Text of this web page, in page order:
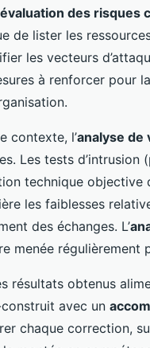
évaluation des risques
de lister les
les vecteurs
à renforcer pour
contexte, l’analyse de
Les tests
technique objective
les faiblesses
des échanges. L’
menée régulièrement
résultats obtenus
avec un
chaque correction,